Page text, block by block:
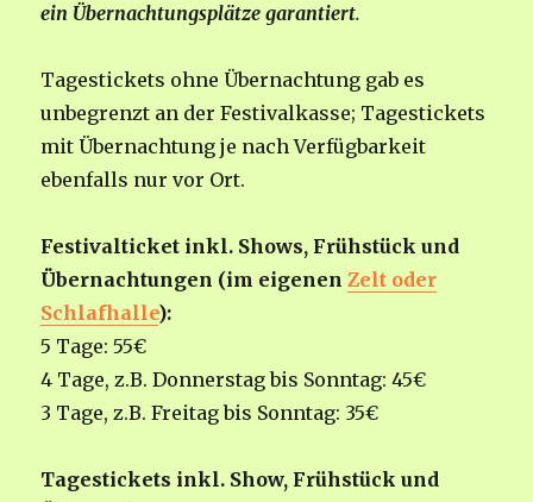
ein Übernachtungsplätze garantiert.
Tagestickets ohne Übernachtung gab es
unbegrenzt an der Festivalkasse; Tagestickets
mit Übernachtung je nach Verfügbarkeit
ebenfalls nur vor Ort.
Festivalticket inkl. Shows, Frühstück und
Übernachtungen (im eigenenZelt oder
Schlafhalle):
5 Tage: 55€
4 Tage, z.B. Donnerstag bis Sonntag: 45€
3 Tage, z.B. Freitag bis Sonntag: 35€
Tagestickets inkl. Show, Frühstück und